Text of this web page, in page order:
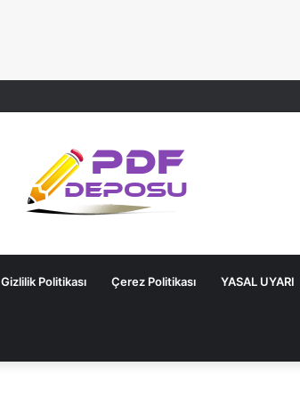
Gizlilik Politikası Çerez Politikası YASAL UYARI